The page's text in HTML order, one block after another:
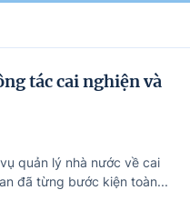
tác cai nghiện và
quản lý nhà nước về cai
đã từng bước kiện toàn...